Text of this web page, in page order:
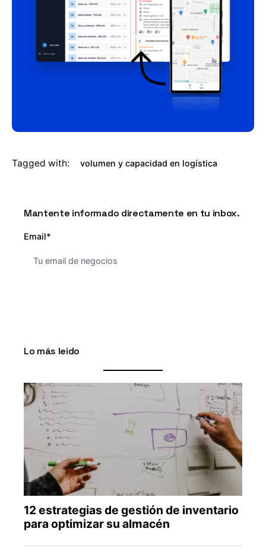
Tagged with: volumen y capacidad en logística
Mantente informado directamente en tu inbox.
Email*
Lo más leido